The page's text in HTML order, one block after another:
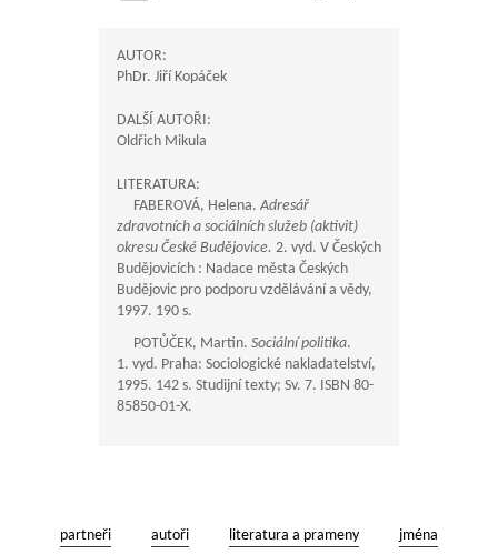
AUTOR:
PhDr. Jiří Kopáček
DALŠÍ AUTOŘI:
Oldřich Mikula
LITERATURA:
FABEROVÁ, Helena.Adresář
zdravotních a sociálních služeb (aktivit)
okresu České Budějovice. 2. vyd. V Českých
Budějovicích : Nadace města Českých
Budějovic pro podporu vzdělávání a vědy,
1997. 190 s.
POTŮČEK, Martin. Sociální politika.
1. vyd. Praha: Sociologické nakladatelství,
1995. 142 s. Studijní texty; Sv. 7. ISBN 80-
85850-01-X.
partneři autoři literatura a prameny jména